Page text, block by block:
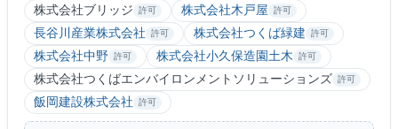
株式会社ブリッジ 許可 株式会社木戸屋 許可
長谷川産業株式会社 許可 株式会社つくば緑建 許可
株式会社中野 許可 株式会社小久保造園土木 許可
株式会社つくばエンバイロンメントソリューションズ 許可
飯岡建設株式会社 許可